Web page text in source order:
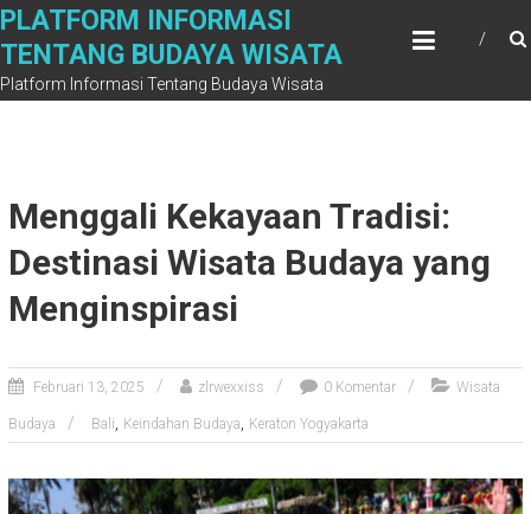
Skip
content
PLATFORM INFORMASI
TENTANG BUDAYA WISATA
Platform Informasi Tentang Budaya Wisata
Menggali Kekayaan Tradisi:
Destinasi Wisata Budaya yang
Menginspirasi
Februari 13, 2025 zlrwexxiss 0 Komentar Wisata
Budaya Bali, Keindahan Budaya, Keraton Yogyakarta